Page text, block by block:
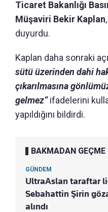
Ticaret Bakanlığı
Müşaviri Bekir Kaplan
duyurdu.
Kaplan daha sonraki
sütü üzerinden dahi
çıkarılmasına
gelmez”ifadelerini
yapıldığını bildirdi.
BAKMADAN GEÇME
GÜNDEM
UltraAslan taraftar
Sebahattin Şirin
alındı